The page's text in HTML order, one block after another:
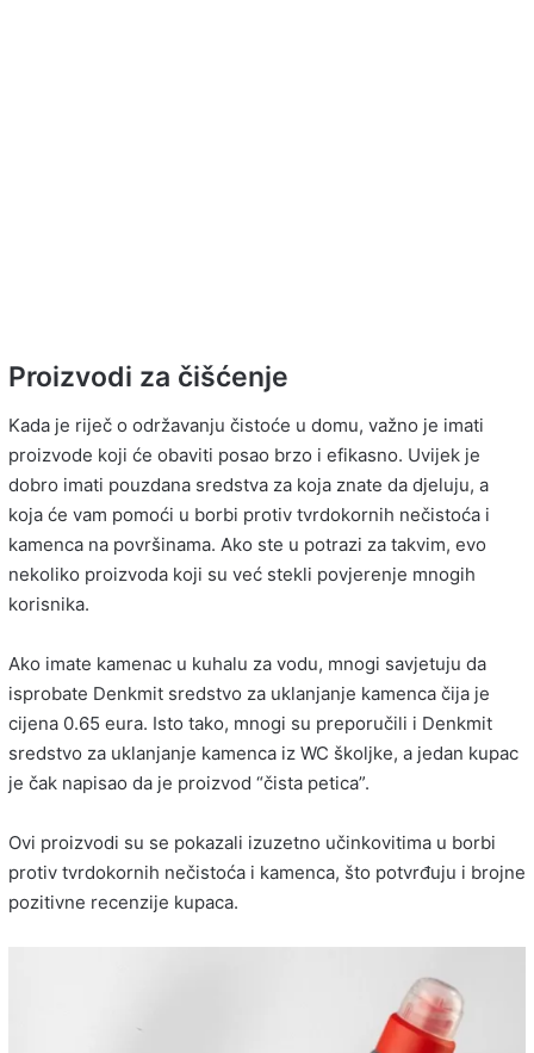
Proizvodi za čišćenje
Kada je riječ o održavanju čistoće u domu, važno je imati
proizvode koji će obaviti posao brzo i efikasno. Uvijek je
dobro imati pouzdana sredstva za koja znate da djeluju, a
koja će vam pomoći u borbi protiv tvrdokornih nečistoća i
kamenca na površinama. Ako ste u potrazi za takvim, evo
nekoliko proizvoda koji su već stekli povjerenje mnogih
korisnika.
Ako imate kamenac u kuhalu za vodu, mnogi savjetuju da
isprobate Denkmit sredstvo za uklanjanje kamenca čija je
cijena 0.65 eura. Isto tako, mnogi su preporučili i Denkmit
sredstvo za uklanjanje kamenca iz WC školjke, a jedan kupac
je čak napisao da je proizvod “čista petica”.
Ovi proizvodi su se pokazali izuzetno učinkovitima u borbi
protiv tvrdokornih nečistoća i kamenca, što potvrđuju i brojne
pozitivne recenzije kupaca.